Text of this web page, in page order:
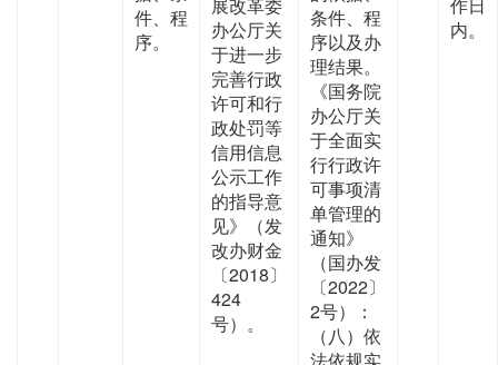
件、程
序。
展改革委
办公厅关
于进一步
完善行政
许可和行
政处罚等
信用信息
公示工作
的指导意
见》（发
改办财金
〔2018〕
424
号）。
条件、程
序以及办
理结果。
《国务院
办公厅关
于全面实
行行政许
可事项清
单管理的
通知》
（国办发
〔2022〕
2号）：
（八）依
作日
内。